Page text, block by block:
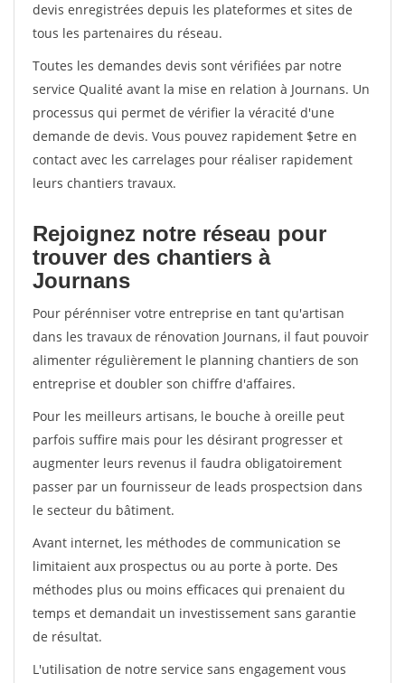
devis enregistrées depuis les plateformes et sites de
tous les partenaires du réseau.
Toutes les demandes devis sont vérifiées par notre
service Qualité avant la mise en relation à Journans. Un
processus qui permet de vérifier la véracité d'une
demande de devis. Vous pouvez rapidement $etre en
contact avec les carrelages pour réaliser rapidement
leurs chantiers travaux.
Rejoignez notre réseau pour
trouver des chantiers à
Journans
Pour pérénniser votre entreprise en tant qu'artisan
dans les travaux de rénovation Journans, il faut pouvoir
alimenter régulièrement le planning chantiers de son
entreprise et doubler son chiffre d'affaires.
Pour les meilleurs artisans, le bouche à oreille peut
parfois suffire mais pour les désirant progresser et
augmenter leurs revenus il faudra obligatoirement
passer par un fournisseur de leads prospectsion dans
le secteur du bâtiment.
Avant internet, les méthodes de communication se
limitaient aux prospectus ou au porte à porte. Des
méthodes plus ou moins efficaces qui prenaient du
temps et demandait un investissement sans garantie
de résultat.
L'utilisation de notre service sans engagement vous